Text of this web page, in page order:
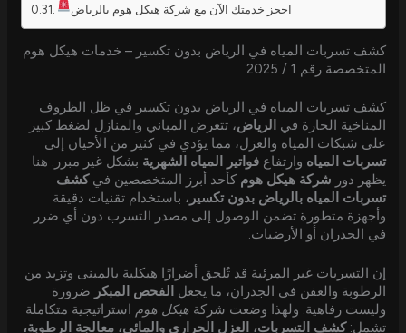
احجز خدمتك الآن مع شركة هيكل هوم بالرياض
كشف تسربات المياه في الرياض بدون تكسير – خدمات هيكل هوم
المتخصصة رقم 1 / 2025
كشف تسربات المياه في الرياض بدون تكسير في ظل الظروف
المناخية الحارة في الرياض، تتعرض المباني والمنازل لضغط كبير
على شبكات المياه والعزل، مما يؤدي في كثير من الأحيان إلى
تسربات المياه وارتفاعفواتير المياه الشهرية بشكل غير مبرر. هنا
يظهر دور شركة هيكل هوم كأحد أبرز المتخصصين فيكشف
تسربات المياه بالرياض بدون تكسير ، باستخدام تقنيات دقيقة
وأجهزة متطورة تضمن الوصول إلى مصدر التسرب دون أي ضرر
في الجدران أو الأرضيات.
إن التسربات غير المرئية قد تُلحق أضرارًا هيكلية بالمبنى وتزيد من
الرطوبة والعفن في الجدران، ما يجعل الفحص المبكر ضرورة
وليست رفاهية. ولهذا وضعت شركةهيكل هوم استراتيجية متكاملة
تشمل:كشف التسربات، العزل الحراري والمائي، معالجة الرطوبة،